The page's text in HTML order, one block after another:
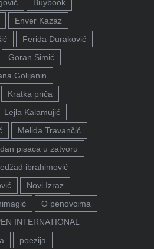
Buybook
Enver Kazaz
Ferida Duraković
Goran Simić
Golijanin
Kratka priča
Lejla Kalamujić
Melida Travančić
pisaca u zatvoru
ibrahimović
Novi Izraz
O penovcima
INTERNATIONAL
poezija